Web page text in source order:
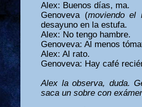
Alex: Buenos días, ma.
Genoveva (moviendo el
desayuno en la estufa.
Alex: No tengo hambre.
Genoveva: Al menos
Alex: Al rato.
Genoveva: Hay café
Alex la observa, duda.
saca un sobre con